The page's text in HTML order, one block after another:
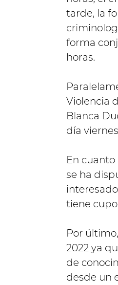
tarde, la
forma
horas.
Violencia
Blanca
día
En cuanto
se ha
tiene
Por
2022 ya
de
desde un